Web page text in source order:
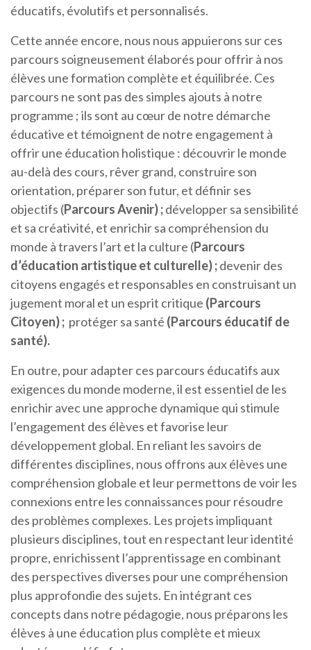
éducatifs, évolutifs et personnalisés.
Cette année encore, nous nous appuierons sur ces
parcours soigneusement élaborés pour offrir à nos
élèves une formation complète et équilibrée. Ces
parcours ne sont pas des simples ajouts à notre
programme ; ils sont au cœur de notre démarche
éducative et témoignent de notre engagement à
offrir une éducation holistique : découvrir le monde
au-delà des cours, rêver grand, construire son
orientation, préparer son futur, et définir ses
objectifs (Parcours Avenir);développer sa sensibilité
et sa créativité, et enrichir sa compréhension du
monde à travers l’art et la culture (Parcours
d’éducation artistique et culturelle);devenir des
citoyens engagés et responsables en construisant un
jugement moral et un esprit critique (Parcours
Citoyen); protéger sa santé (Parcours éducatif de
santé).
En outre, pour adapter ces parcours éducatifs aux
exigences du monde moderne, il est essentiel de les
enrichir avec une approche dynamique qui stimule
l’engagement des élèves et favorise leur
développement global. En reliant les savoirs de
différentes disciplines, nous offrons aux élèves une
compréhension globale et leur permettons de voir les
connexions entre les connaissances pour résoudre
des problèmes complexes. Les projets impliquant
plusieurs disciplines, tout en respectant leur identité
propre, enrichissent l’apprentissage en combinant
des perspectives diverses pour une compréhension
plus approfondie des sujets. En intégrant ces
concepts dans notre pédagogie, nous préparons les
élèves à une éducation plus complète et mieux